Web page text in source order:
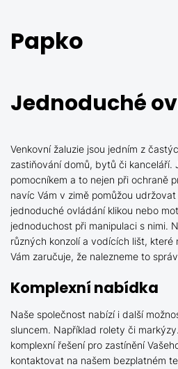
thePapko
Jednoduché
Venkovní žaluzie jsou jedním z
zastiňování domů, bytů či kanceláří.
pomocníkem a to nejen při ochraně
navíc Vám v zimě pomůžou
jednoduché ovládání klikou nebo
jednoduchost při manipulaci s nimi.
různých konzolí a vodících lišt, které
Vám zaručuje, že nalezneme to
Komplexní nabídka
Naše společnost nabízí i další
sluncem. Například rolety či
komplexní řešení pro zastínění
kontaktovat na našem bezplatném